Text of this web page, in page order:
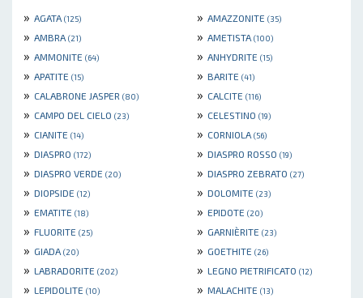
» AGATA (125) » AMAZZONITE (35)
» AMBRA (21) » AMETISTA (100)
» AMMONITE (64) » ANHYDRITE (15)
» APATITE (15) » BARITE (41)
» CALABRONE JASPER (80) » CALCITE (116)
» CAMPO DEL CIELO (23) » CELESTINO (19)
» CIANITE (14) » CORNIOLA (56)
» DIASPRO (172) » DIASPRO ROSSO (19)
» DIASPRO VERDE (20) » DIASPRO ZEBRATO (27)
» DIOPSIDE (12) » DOLOMITE (23)
» EMATITE (18) » EPIDOTE (20)
» FLUORITE (25) » GARNIÈRITE (23)
» GIADA (20) » GOETHITE (26)
» LABRADORITE (202) » LEGNO PIETRIFICATO (12)
» LEPIDOLITE (10) » MALACHITE (13)